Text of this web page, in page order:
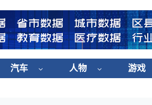
汽车 人物 游戏